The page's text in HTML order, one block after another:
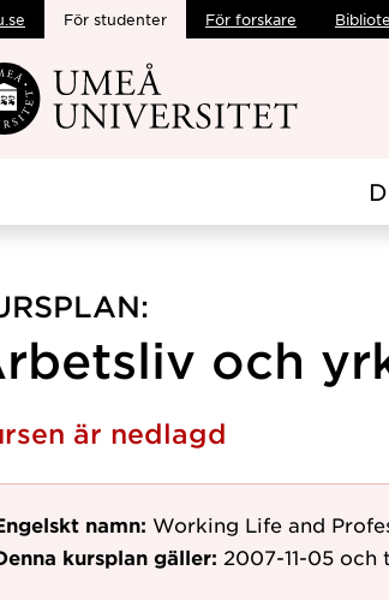
direkt till innehållet
För studenter För forskare
och
är nedlagd
namn: Working Life and
kursplan gäller: 2007-11-05 och